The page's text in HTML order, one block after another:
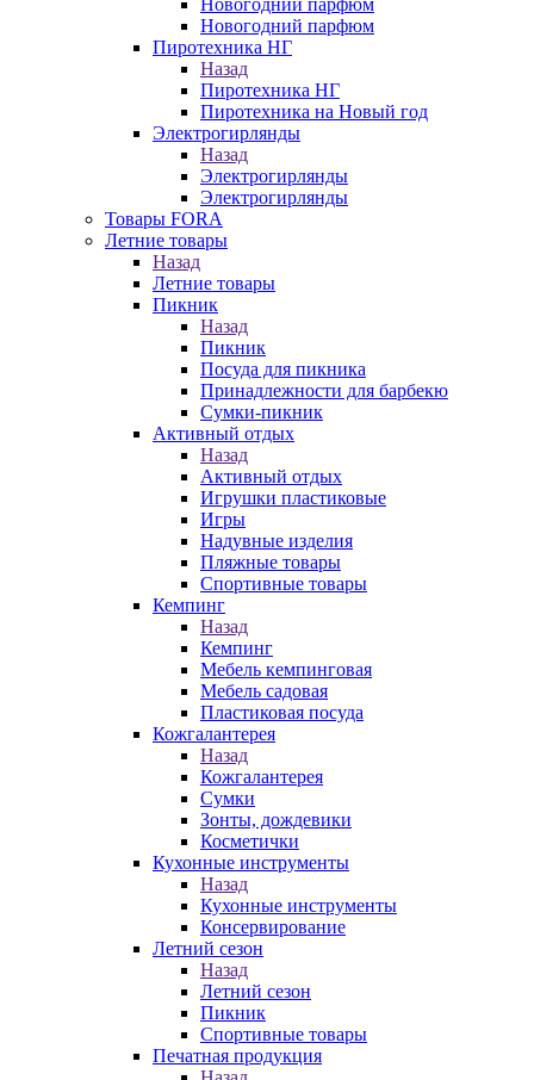
Новогодний парфюм
Пиротехника НГ
Назад
Пиротехника НГ
Пиротехника на Новый год
Электрогирлянды
Назад
Электрогирлянды
Электрогирлянды
Товары FORA
Летние товары
Назад
Летние товары
Пикник
Назад
Пикник
Посуда для пикника
Принадлежности для барбекю
Сумки-пикник
Активный отдых
Назад
Активный отдых
Игрушки пластиковые
Игры
Надувные изделия
Пляжные товары
Спортивные товары
Кемпинг
Назад
Кемпинг
Мебель кемпинговая
Мебель садовая
Пластиковая посуда
Кожгалантерея
Назад
Кожгалантерея
Сумки
Зонты, дождевики
Косметички
Кухонные инструменты
Назад
Кухонные инструменты
Консервирование
Летний сезон
Назад
Летний сезон
Пикник
Спортивные товары
Печатная продукция